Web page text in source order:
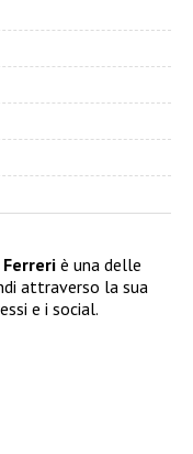
Ferreriè una delle
attraverso la sua
e i social.